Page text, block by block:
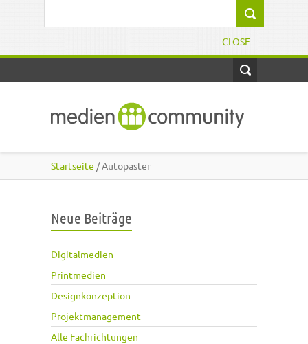
CLOSE
Startseite / Autopaster
Neue Beiträge
Digitalmedien
Printmedien
Designkonzeption
Projektmanagement
Alle Fachrichtungen